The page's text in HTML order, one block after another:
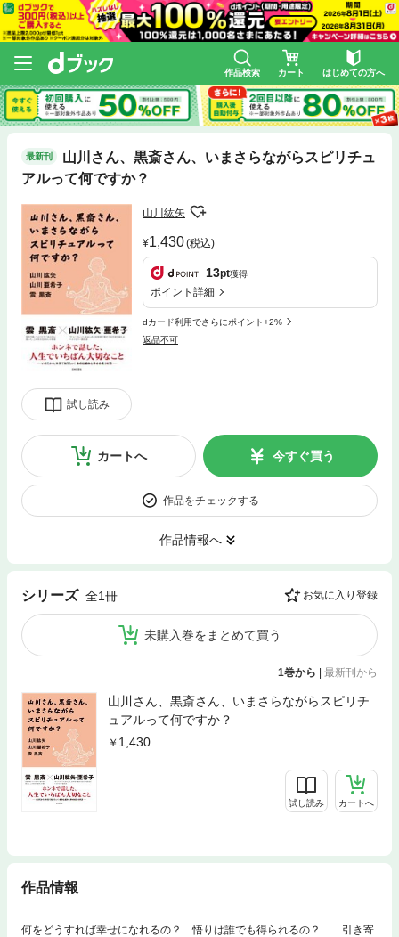
作品検索 カート はじめての方へ
最新刊
山川さん、黒斎さん、いまさらながらスピリチュ
アルって何ですか？
試し読み
山川紘矢
1,430(税込)
13pt獲得
ポイント詳細
dカード利用でさらにポイント+2%
返品不可
カートへ 今すぐ買う
作品をチェックする
作品情報へ
シリーズ 全1冊 お気に入り登録
未購入巻をまとめて買う
1巻から | 最新刊から
山川さん、黒斎さん、いまさらながらスピリチ
ュアルって何ですか？
1,430
試し読み カートへ
作品情報
何をどうすれば幸せになれるの？ 悟りは誰でも得られるの？ 「引き寄